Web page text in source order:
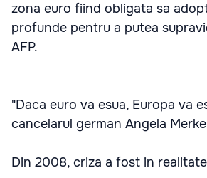
zona euro fiind obligata sa
profunde pentru a putea
AFP.
"Daca euro va esua, Europa va
cancelarul german Angela
Din 2008, criza a fost in